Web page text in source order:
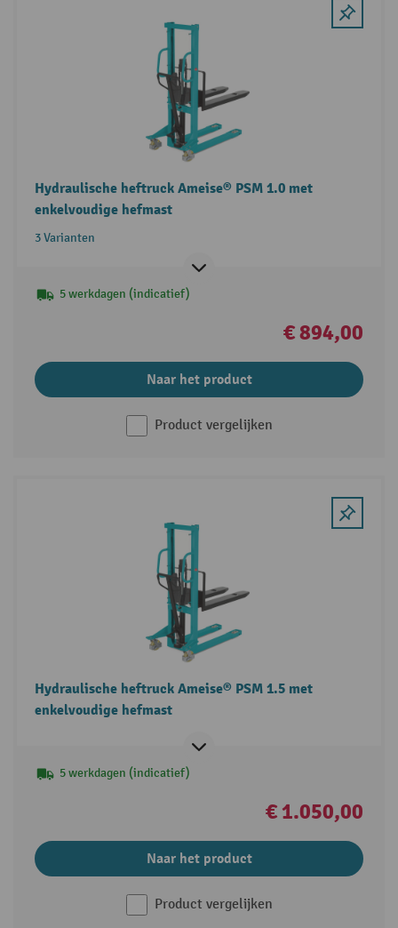
Hydraulische heftruck Ameise® PSM 1.0 met
enkelvoudige hefmast
3 Varianten
5 werkdagen (indicatief)
€ 894,00
Naar het product
Product vergelijken
Hydraulische heftruck Ameise® PSM 1.5 met
enkelvoudige hefmast
5 werkdagen (indicatief)
€ 1.050,00
Naar het product
Product vergelijken